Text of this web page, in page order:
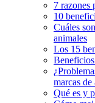
7 razones
10
Cuáles
animales
Los 15
marcas
Qué es y